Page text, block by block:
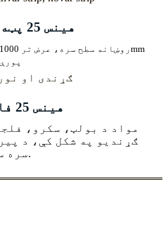
هینس 25 پټه او کویل
پورې
هینس 25 فاسټینر
ګړندیو په شکل کې، د
سره سم.